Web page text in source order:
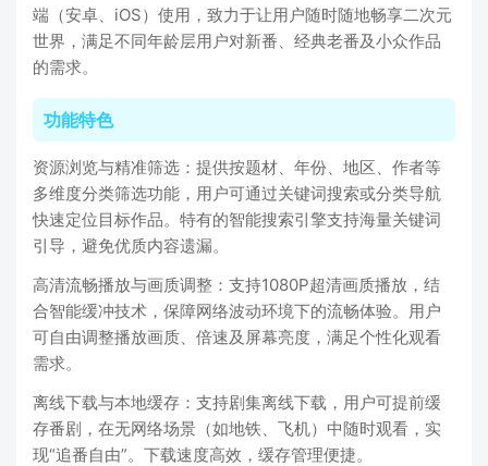
端（安卓、iOS）使用，致力于让用户随时随地畅享二次元
世界，满足不同年龄层用户对新番、经典老番及小众作品
的需求。
功能特色
资源浏览与精准筛选：提供按题材、年份、地区、作者等
多维度分类筛选功能，用户可通过关键词搜索或分类导航
快速定位目标作品。特有的智能搜索引擎支持海量关键词
引导，避免优质内容遗漏。
高清流畅播放与画质调整：支持1080P超清画质播放，结
合智能缓冲技术，保障网络波动环境下的流畅体验。用户
可自由调整播放画质、倍速及屏幕亮度，满足个性化观看
需求。
离线下载与本地缓存：支持剧集离线下载，用户可提前缓
存番剧，在无网络场景（如地铁、飞机）中随时观看，实
现“追番自由”。下载速度高效，缓存管理便捷。